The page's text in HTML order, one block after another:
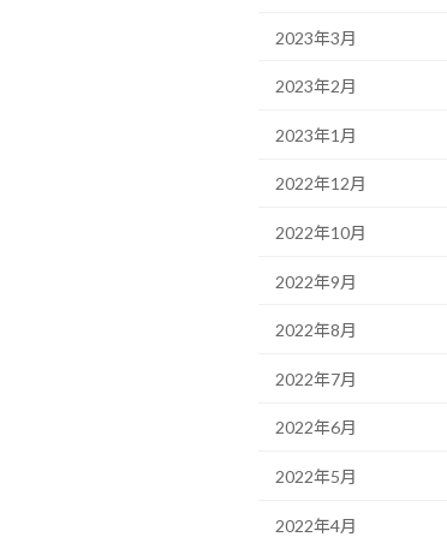
2023年3月
2023年2月
2023年1月
2022年12月
2022年10月
2022年9月
2022年8月
2022年7月
2022年6月
2022年5月
2022年4月